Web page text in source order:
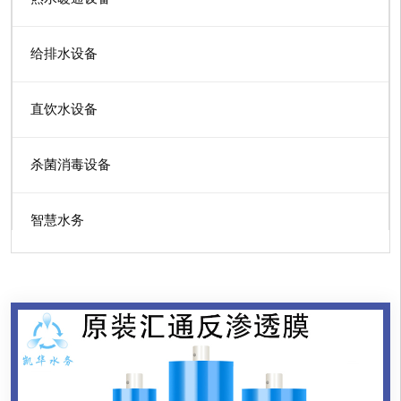
给排水设备
直饮水设备
杀菌消毒设备
智慧水务